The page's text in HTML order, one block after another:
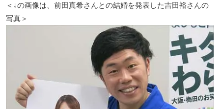
＜↓の画像は、前田真希さんとの結婚を発表した吉田裕さんの
写真＞